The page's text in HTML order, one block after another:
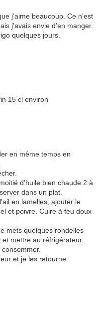
j'aime beaucoup. Ce n'est
j'avais envie d'en manger.
quelques jours.
15 cl environ
en même temps en
d'huile bien chaude 2 à
dans un plat.
en lamelles, ajouter le
et poivre. Cuire à feu doux
mets quelques rondelles
mettre au réfrigérateur.
et je les retourne.